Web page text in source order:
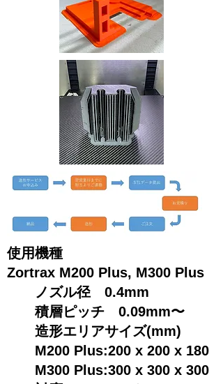
使用機種
Zortrax M200 Plus, M300 Plus
ノズル径 0.4mm
積層ピッチ 0.09mm〜
造形エリアサイズ(mm)
M200 Plus:200 x 200 x 180
M300 Plus:300 x 300 x 300